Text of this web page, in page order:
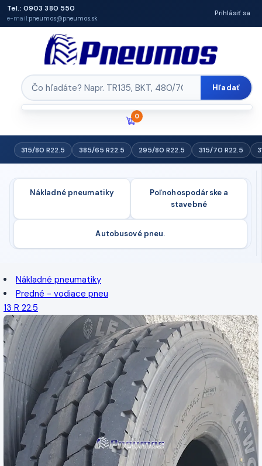
Tel.: 0903 380 550
e-mail:pneumos@pneumos.sk
Prihlásiť sa
Hľadať
0
315/80 R22.5 385/65 R22.5 295/80 R22.5 315/70 R22.5
Nákladné pneumatiky
Poľnohospodárske a
stavebné
Autobusové pneu.
Nákladné pneumatiky
Predné - vodiace pneu
13 R 22.5